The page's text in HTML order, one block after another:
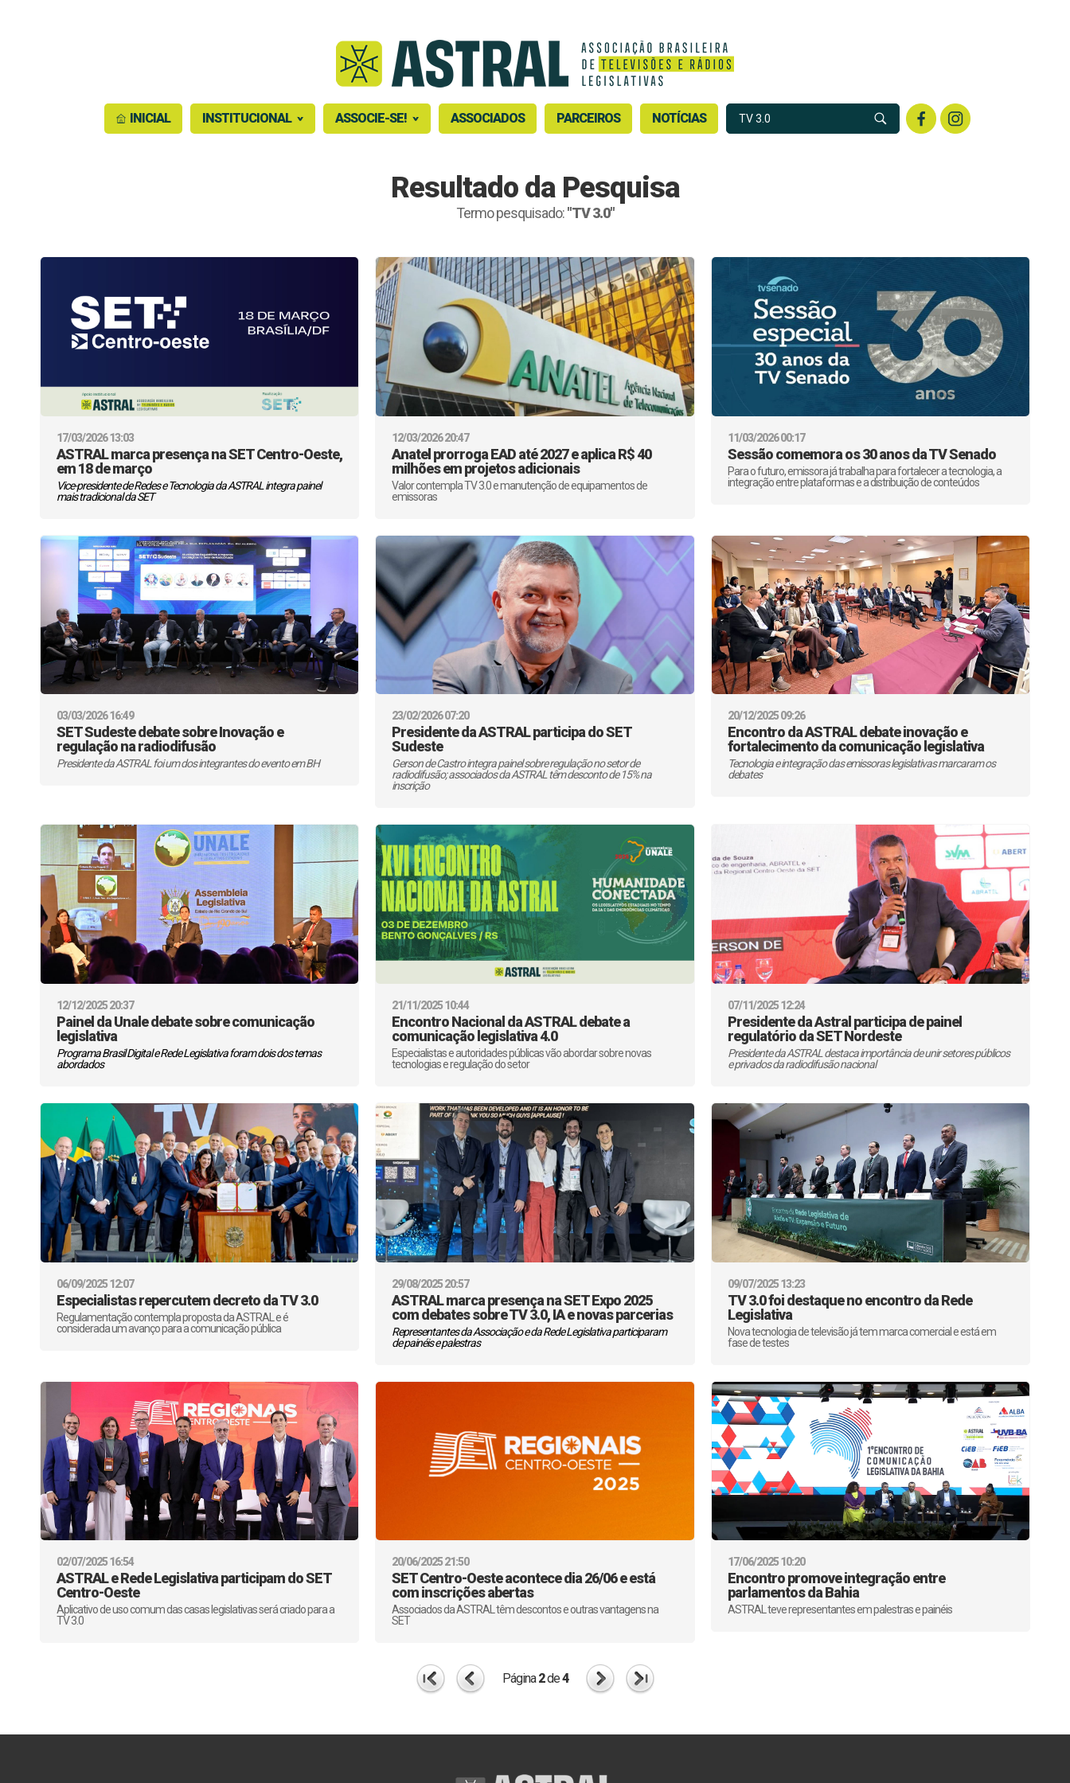
INICIAL INSTITUCIONAL ASSOCIE-SE! ASSOCIADOS PARCEIROS NOTÍCIAS
Resultado da Pesquisa
Termo pesquisado:"TV 3.0"
17/03/2026 13:03
ASTRAL marca presença na SET Centro-Oeste,
em 18 de março
Vice-presidente de Redes e Tecnologia da ASTRAL integra painel
mais tradicional da SET
12/03/2026 20:47
Anatel prorroga EAD até 2027 e aplica R$ 40
milhões em projetos adicionais
Valor contempla TV 3.0 e manutenção de equipamentos de
emissoras
11/03/2026 00:17
Sessão comemora os 30 anos da TV Senado
Para o futuro, emissora já trabalha para fortalecer a tecnologia, a
integração entre plataformas e a distribuição de conteúdos
03/03/2026 16:49
SET Sudeste debate sobre Inovação e
regulação na radiodifusão
Presidente da ASTRAL foi um dos integrantes do evento em BH
23/02/2026 07:20
Presidente da ASTRAL participa do SET
Sudeste
Gerson de Castro integra painel sobre regulação no setor de
radiodifusão; associados da ASTRAL têm desconto de 15% na
inscrição
20/12/2025 09:26
Encontro da ASTRAL debate inovação e
fortalecimento da comunicação legislativa
Tecnologia e integração das emissoras legislativas marcaram os
debates
12/12/2025 20:37
Painel da Unale debate sobre comunicação
legislativa
Programa Brasil Digital e Rede Legislativa foram dois dos temas
abordados
21/11/2025 10:44
Encontro Nacional da ASTRAL debate a
comunicação legislativa 4.0
Especialistas e autoridades públicas vão abordar sobre novas
tecnologias e regulação do setor
07/11/2025 12:24
Presidente da Astral participa de painel
regulatório da SET Nordeste
Presidente da ASTRAL destaca importância de unir setores públicos
e privados da radiodifusão nacional
06/09/2025 12:07
Especialistas repercutem decreto da TV 3.0
Regulamentação contempla proposta da ASTRAL e é
considerada um avanço para a comunicação pública
29/08/2025 20:57
ASTRAL marca presença na SET Expo 2025
com debates sobre TV 3.0, IA e novas parcerias
Representantes da Associação e da Rede Legislativa participaram
de painéis e palestras
09/07/2025 13:23
TV 3.0 foi destaque no encontro da Rede
Legislativa
Nova tecnologia de televisão já tem marca comercial e está em
fase de testes
02/07/2025 16:54
ASTRAL e Rede Legislativa participam do SET
Centro-Oeste
Aplicativo de uso comum das casas legislativas será criado para a
TV 3.0
20/06/2025 21:50
SET Centro-Oeste acontece dia 26/06 e está
com inscrições abertas
Associados da ASTRAL têm descontos e outras vantagens na
SET
17/06/2025 10:20
Encontro promove integração entre
parlamentos da Bahia
ASTRAL teve representantes em palestras e painéis
Página2de4